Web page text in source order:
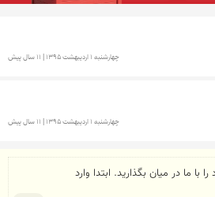
چهارشنبه 1 ارديبهشت 1395 | 11 سال پیش
چهارشنبه 1 ارديبهشت 1395 | 11 سال پیش